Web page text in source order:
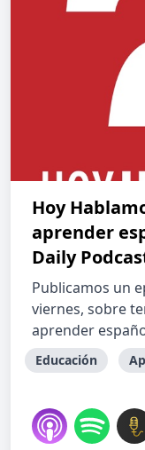
Hoy
aprender
Daily
Publicamos un
viernes, sobre
aprender
Educación